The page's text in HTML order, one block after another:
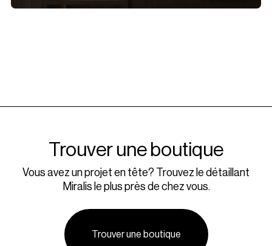
Trouver une boutique
Vous avez un projet en tête? Trouvez le détaillant
Miralis le plus près de chez vous.
Trouver une boutique